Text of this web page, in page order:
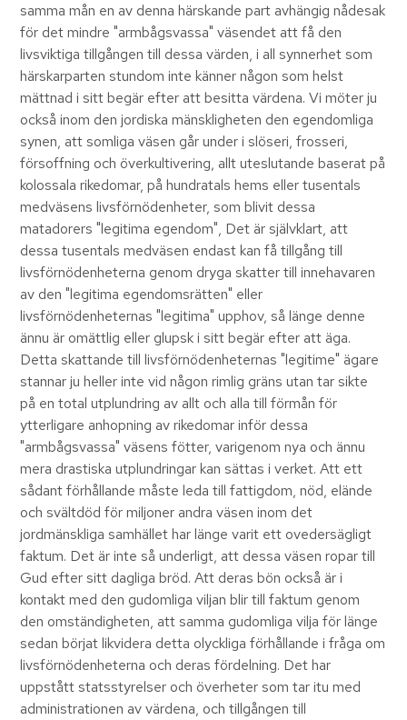
samma mån en av denna härskande part avhängig nådesak
för det mindre "armbågsvassa" väsendet att få den
livsviktiga tillgången till dessa värden, i all synnerhet som
härskarparten stundom inte känner någon som helst
mättnad i sitt begär efter att besitta värdena. Vi möter ju
också inom den jordiska mänskligheten den egendomliga
synen, att somliga väsen går under i slöseri, frosseri,
försoffning och överkultivering, allt uteslutande baserat på
kolossala rikedomar, på hundratals hems eller tusentals
medväsens livsförnödenheter, som blivit dessa
matadorers "legitima egendom", Det är självklart, att
dessa tusentals medväsen endast kan få tillgång till
livsförnödenheterna genom dryga skatter till innehavaren
av den "legitima egendomsrätten" eller
livsförnödenheternas "legitima" upphov, så länge denne
ännu är omättlig eller glupsk i sitt begär efter att äga.
Detta skattande till livsförnödenheternas "legitime" ägare
stannar ju heller inte vid någon rimlig gräns utan tar sikte
på en total utplundring av allt och alla till förmån för
ytterligare anhopning av rikedomar inför dessa
"armbågsvassa" väsens fötter, varigenom nya och ännu
mera drastiska utplundringar kan sättas i verket. Att ett
sådant förhållande måste leda till fattigdom, nöd, elände
och svältdöd för miljoner andra väsen inom det
jordmänskliga samhället har länge varit ett ovedersägligt
faktum. Det är inte så underligt, att dessa väsen ropar till
Gud efter sitt dagliga bröd. Att deras bön också är i
kontakt med den gudomliga viljan blir till faktum genom
den omständigheten, att samma gudomliga vilja för länge
sedan börjat likvidera detta olyckliga förhållande i fråga om
livsförnödenheterna och deras fördelning. Det har
uppstått statsstyrelser och överheter som tar itu med
administrationen av värdena, och tillgången till